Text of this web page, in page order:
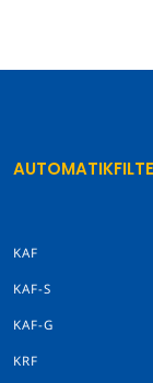
KAF
KAF-S
KAF-G
KRF